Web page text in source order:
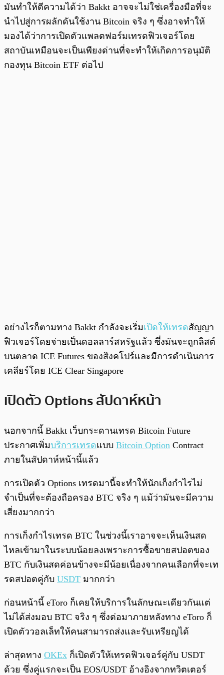
มันทำให้ตีความได้ว่า Bakkt อาจจะไม่ใช่เครื่องมือที่จะ
นำไปสู่การผลักดันใช้งาน Bitcoin จริง ๆ ซึ่งอาจทำให้
มองได้ว่าการเปิดตัวแพลตฟอร์มเทรดฟิวเจอร์โดย
สถาบันเหมือนจะเป็นเพียงด่านที่จะทำให้เกิดการอนุมัติ
กองทุน Bitcoin ETF ต่อไป
อย่างไรก็ตามทาง Bakkt กำลังจะเริ่มเปิดให้เทรดสัญญา
ฟิวเจอร์โดยจ่ายเป็นดอลลาร์สหรัฐแล้ว ซึ่งมันจะถูกลิสต์
บนตลาด ICE Futures ของสิงคโปร์และมีการดำเนินการ
เคลียร์โดย ICE Clear Singapore
เปิดตัว Options สัปดาห์หน้า
นอกจากนี้ Bakkt เว็บกระดานเทรด Bitcoin Future
ประกาศเพิ่มบริการเทรดแบบ Bitcoin Option Contract
ภายในสัปดาห์หน้านี้แล้ว
การเปิดตัว Options เทรดมานี้จะทำให้นักเก็งกำไรไม่
จำเป็นที่จะต้องถือครอง BTC จริง ๆ แม้ว่ามันจะมีความ
เสี่ยงมากกว่า
การเก็งกำไรเทรด BTC ในช่วงนี้เราอาจจะเห็นเงินสด
ไหลเข้ามาในระบบน้อยลงเพราะการซื้อขายสปอตของ
BTC กับเงินสดค่อนข้างจะมีน้อยเนื่องจากคนเลือกที่จะเท
รดสปอตคู่กับ USDT มากกว่า
ก่อนหน้านี้ eToro ก็เคยให้บริการในลักษณะเดียวกันแต่
ไม่ได้ส่งมอบ BTC จริง ๆ ซึ่งต่อมาภายหลังทาง eToro ก็
เปิดตัววอลเล็ทให้คนสามารถส่งและรับเหรียญได้
ล่าสุดทาง OKEx ก็เปิดตัวให้เทรดฟิวเจอร์คู่กับ USDT
ด้วย ซึ่งคู่แรกจะเป็น EOS/USDT อ้างอิงจากทวิตเตอร์